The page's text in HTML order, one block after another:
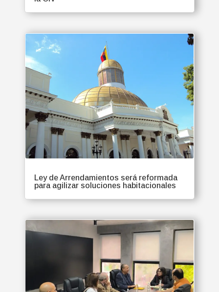
Ley de Arrendamientos será reformada
para agilizar soluciones habitacionales